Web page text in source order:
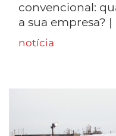
convencional:
a sua empresa?
notícia